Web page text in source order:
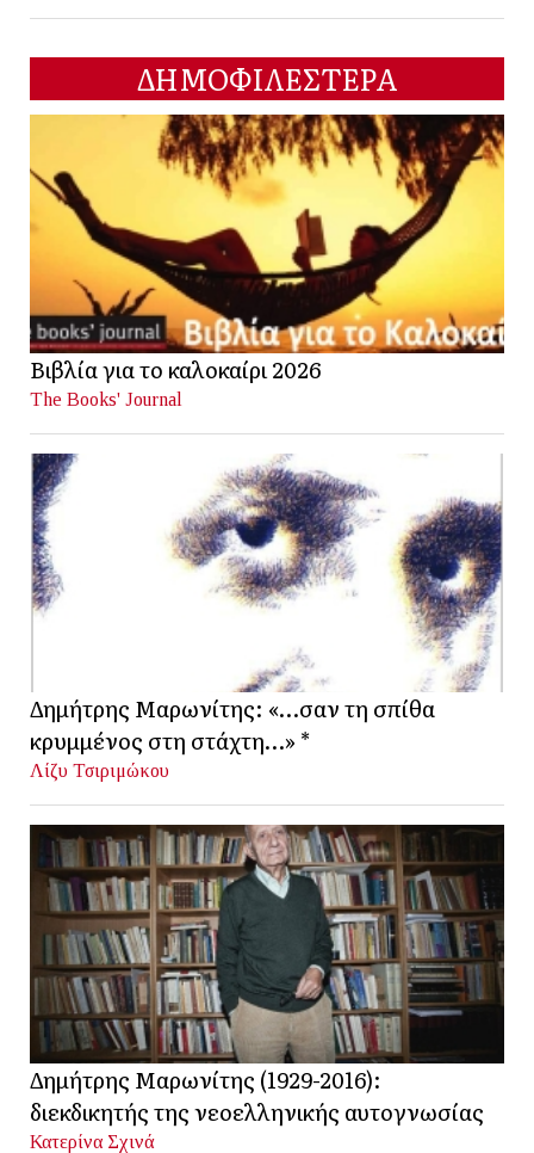
ΔΗΜΟΦΙΛΕΣΤΕΡΑ
Βιβλία για το καλοκαίρι 2026
The Books' Journal
Δημήτρης Μαρωνίτης: «…σαν τη σπίθα
κρυμμένος στη στάχτη…» *
Λίζυ Τσιριμώκου
Δημήτρης Μαρωνίτης (1929-2016):
διεκδικητής της νεοελληνικής αυτογνωσίας
Κατερίνα Σχινά